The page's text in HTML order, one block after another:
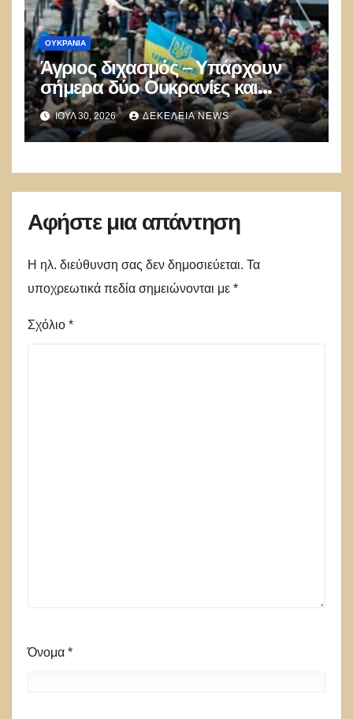
ΟΥΚΡΑΝΊΑ
Άγριος διχασμός – Υπάρχουν
σήμερα δύο Ουκρανίες και
μισούν η μία την άλλη… τυφλά
ΙΟΎΛ 30, 2026 ΔΕΚΈΛΕΙΑ NEWS
Αφήστε μια απάντηση
Η ηλ. διεύθυνση σας δεν δημοσιεύεται. Τα
υποχρεωτικά πεδία σημειώνονται με *
Σχόλιο *
Όνομα *